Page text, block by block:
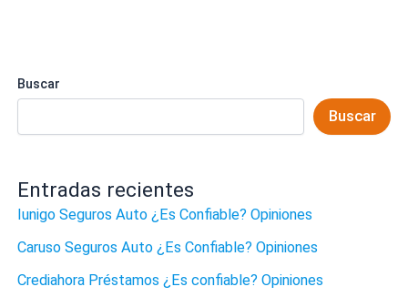
Buscar
Buscar
Entradas recientes
Iunigo Seguros Auto ¿Es Confiable? Opiniones
Caruso Seguros Auto ¿Es Confiable? Opiniones
Crediahora Préstamos ¿Es confiable? Opiniones